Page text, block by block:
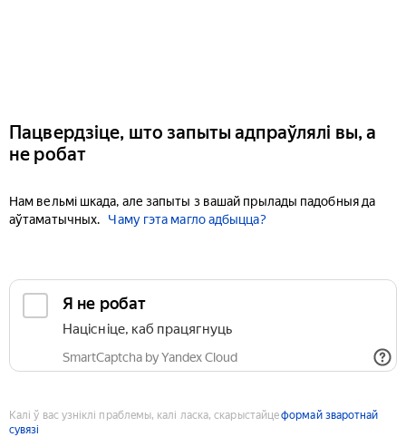
Пацвердзіце, што запыты адпраўлялі вы, а
не робат
Нам вельмі шкада, але запыты з вашай прылады падобныя да
аўтаматычных.
Чаму гэта магло адбыцца?
Я не робат
Націсніце, каб працягнуць
SmartCaptcha by Yandex Cloud
Калі ў вас узніклі праблемы, калі ласка, скарыстайцеформай зваротнай
сувязі